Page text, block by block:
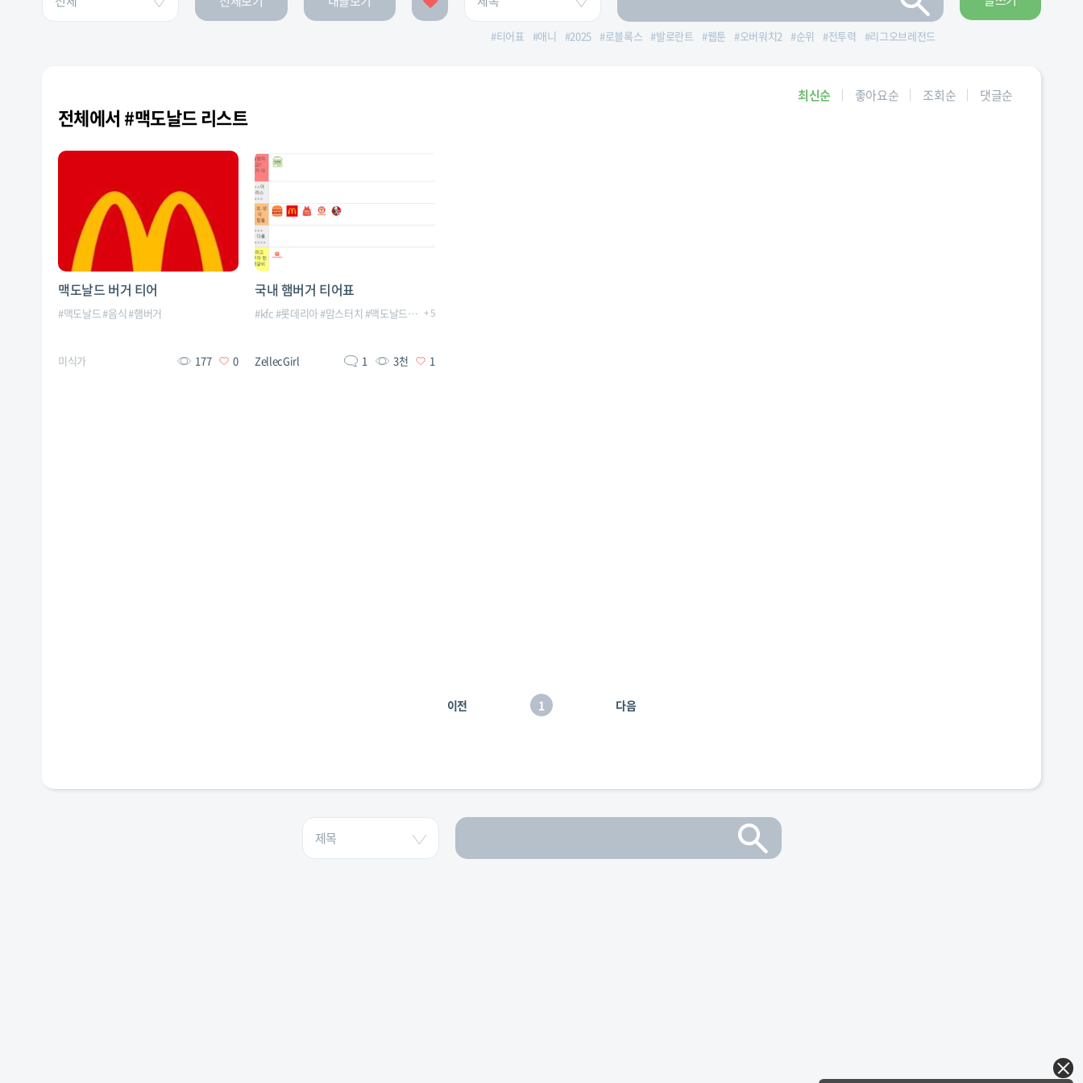
#티어표 #애니 #2025 #로블록스 #발로란트 #웹툰 #오버워치2 #순위 #전투력 #리그오브레전드
최신순 좋아요순 조회순 댓글순
전체에서 #맥도날드 리스트
맥도날드 버거 티어
#맥도날드#음식#햄버거
미식가 177 0
국내 햄버거 티어표
#kfc#롯데리아#맘스터치 #맥도날드#버거킹
+5
ZellecGirl 1 3천 1
이전 1 다음